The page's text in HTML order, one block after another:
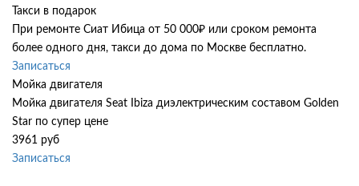
Такси в подарок
При ремонте Сиат Ибица от 50 000₽ или сроком ремонта
более одного дня, такси до дома по Москве бесплатно.
Записаться
Мойка двигателя
Мойка двигателя Seat Ibiza диэлектрическим составом Golden
Star по супер цене
3961 руб
Записаться